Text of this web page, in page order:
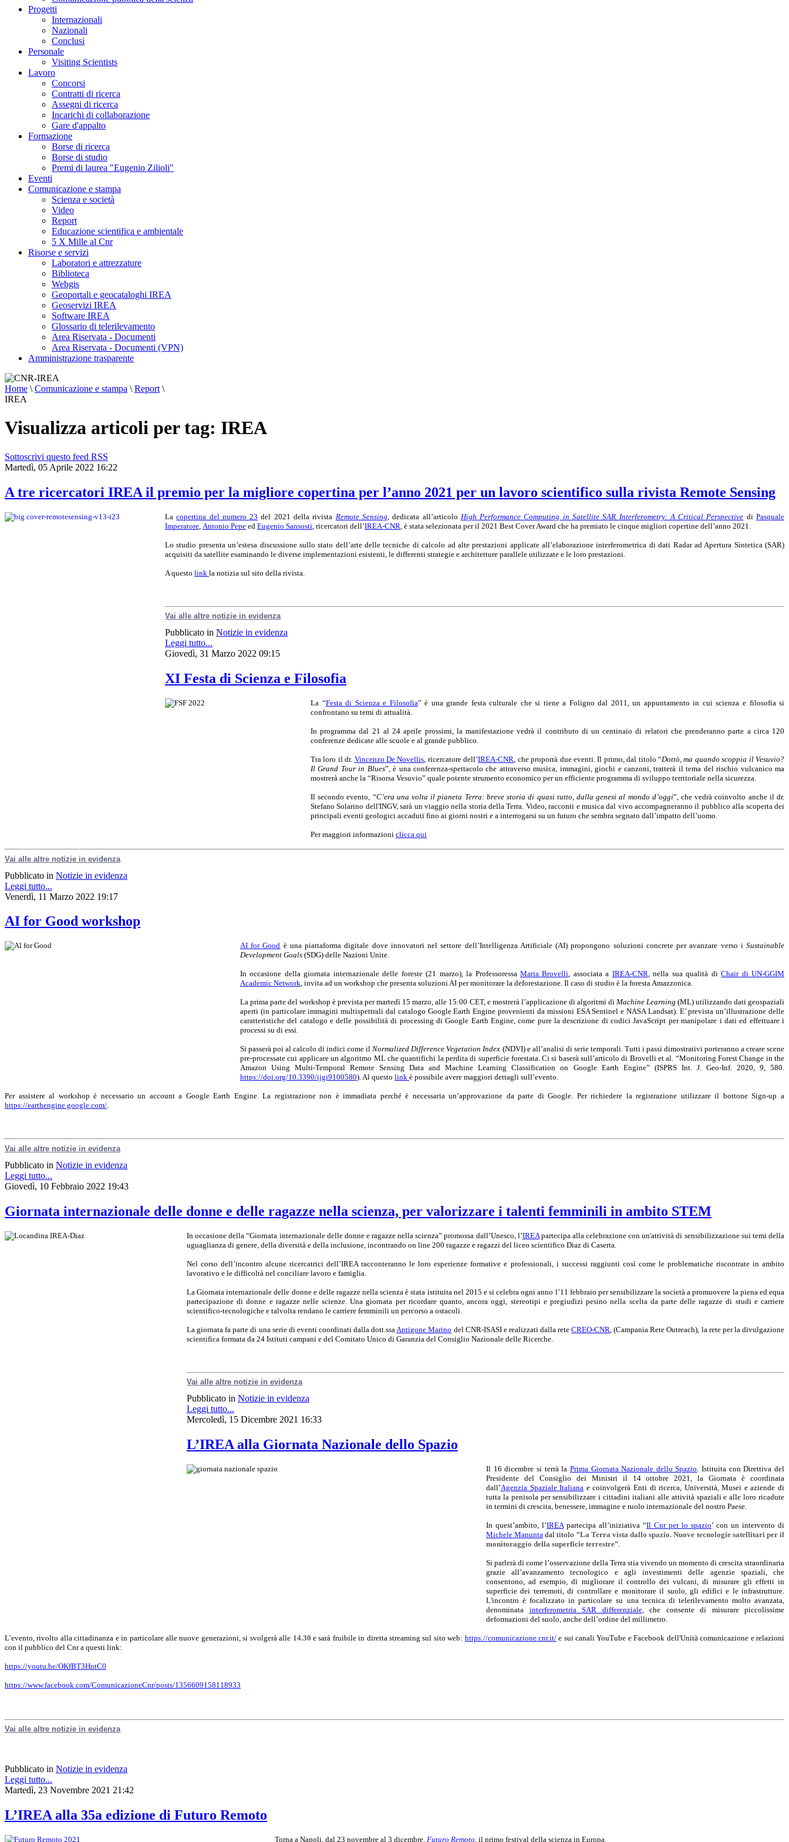
Progetti
Internazionali
Nazionali
Conclusi
Personale
Visiting Scientists
Lavoro
Concorsi
Contratti di ricerca
Assegni di ricerca
Incarichi di collaborazione
Gare d'appalto
Formazione
Borse di ricerca
Borse di studio
Premi di laurea "Eugenio Zilioli"
Eventi
Comunicazione e stampa
Scienza e società
Video
Report
Educazione scientifica e ambientale
5 X Mille al Cnr
Risorse e servizi
Laboratori e attrezzature
Biblioteca
Webgis
Geoportali e geocataloghi IREA
Geoservizi IREA
Software IREA
Glossario di telerilevamento
Area Riservata - Documenti
Area Riservata - Documenti (VPN)
Amministrazione trasparente
Home \ Comunicazione e stampa \ Report \
IREA
Visualizza articoli per tag: IREA
Sottoscrivi questo feed RSS
Martedì, 05 Aprile 2022 16:22
A tre ricercatori IREA il premio per la migliore copertina per l’anno 2021 per un lavoro scientifico sulla rivista Remote Sensing
Lacopertina del numero 23 del 2021della rivista Remote Sensing , dedicata all’articolo High Performance Computing in Satellite SAR Interferometry: A Critical Perspective diPasquale
Imperatore Antonio Pepe ed Eugenio Sansosti , ricercatori dell’IREA-CNR è stata selezionata per il 2021 Best Cover Award che ha premiato le cinque migliori copertine dell’anno 2021.
Lo studio presenta un’estesa discussione sullo stato dell’arte delle tecniche di calcolo ad alte prestazioni applicate all’elaborazione interferometrica di dati Radar ad Apertura Sintetica (SAR)
acquisiti da satellite esaminando le diverse implementazioni esistenti, le differenti strategie e architetture parallele utilizzate e le loro prestazioni.
A questo link la notizia sul sito della rivista.
Vai alle altre notizie in evidenza
Pubblicato in Notizie in evidenza
Leggi tutto...
Giovedì, 31 Marzo 2022 09:15
XI Festa di Scienza e Filosofia
La “Festa di Scienza e Filosofia” è una grande festa culturale che si tiene a Foligno dal 2011, un appuntamento in cui scienza e filosofia si
confrontano su temi di attualità.
In programma dal 21 al 24 aprile prossimi, la manifestazione vedrà il contributo di un centinaio di relatori che prenderanno parte a circa 120
conferenze dedicate alle scuole e al grande pubblico.
Tra loro il dr. Vincenzo De Novellis, ricercatore dell’IREA-CNR, che proporrà due eventi. Il primo, dal titolo “Dottò, ma quando scoppia il Vesuvio?
Il Grand Tour in Blues”, è una conferenza-spettacolo che attraverso musica, immagini, giochi e canzoni, tratterà il tema del rischio vulcanico ma
mostrerà anche la “Risorsa Vesuvio” quale potente strumento economico per un efficiente programma di sviluppo territoriale nella sicurezza.
Il secondo evento, “C’era una volta il pianeta Terra: breve storia di quasi tutto, dalla genesi al mondo d’oggi”, che vedrà coinvolto anche il dr.
Stefano Solarino dell'INGV, sarà un viaggio nella storia della Terra. Video, racconti e musica dal vivo accompagneranno il pubblico alla scoperta dei
principali eventi geologici accaduti fino ai giorni nostri e a interrogarsi su un futuro che sembra segnato dall’impatto dell’uomo.
Per maggiori informazioni clicca qui
Vai alle altre notizie in evidenza
Pubblicato in Notizie in evidenza
Leggi tutto...
Venerdì, 11 Marzo 2022 19:17
AI for Good workshop
AI for Good è una piattaforma digitale dove innovatori nel settore dell’Intelligenza Artificiale (AI) propongono soluzioni concrete per avanzare verso iSustainable
Development Goals (SDG) delle Nazioni Unite.
In occasione della giornata internazionale delle foreste (21 marzo), la Professoressa Maria Brovelli, associata a IREA-CNR, nella sua qualità diChair di UN-GGIM
Academic Network, invita ad un workshop che presenta soluzioni AI per monitorare la deforestazione. Il caso di studio è la foresta Amazzonica.
La prima parte del workshop è prevista per martedì 15 marzo, alle 15:00 CET, e mostrerà l’applicazione di algoritmi di Machine Learning (ML) utilizzando dati geospaziali
aperti (in particolare immagini multispettrali dal catalogo Google Earth Engine provenienti da missioni ESA Sentinel e NASA Landsat). E’ prevista un’illustrazione delle
caratteristiche del catalogo e delle possibilità di processing di Google Earth Engine, come pure la descrizione di codici JavaScript per manipolare i dati ed effettuare i
processi su di essi.
Si passerà poi al calcolo di indici come ilNormalized Difference Vegetation Index (NDVI) e all’analisi di serie temporali. Tutti i passi dimostrativi porteranno a creare scene
pre-processate cui applicare un algoritmo ML che quantifichi la perdita di superficie forestata. Ci si baserà sull’articolo di Brovelli et al. “Monitoring Forest Change in the
Amazon Using Multi-Temporal Remote Sensing Data and Machine Learning Classification on Google Earth Engine” (ISPRS Int. J. Geo-Inf. 2020, 9, 580.
https://doi.org/10.3390/ijgi9100580). Al questo link è possibile avere maggiori dettagli sull’evento.
Per assistere al workshop è necessario un account a Google Earth Engine. La registrazione non è immadiata perché è necessaria un’approvazione da parte di Google. Per richiedere la registrazione utilizzare il bottone Sign-up a
https://earthengine.google.com/.
Vai alle altre notizie in evidenza
Pubblicato in Notizie in evidenza
Leggi tutto...
Giovedì, 10 Febbraio 2022 19:43
Giornata internazionale delle donne e delle ragazze nella scienza, per valorizzare i talenti femminili in ambito STEM
In occasione della “Giornata internazionale delle donne e ragazze nella scienza” promossa dall’Unesco, l’IREApartecipa alla celebrazione con un'attività di sensibilizzazione sui temi della
uguaglianza di genere, della diversità e della inclusione, incontrando on line 200 ragazze e ragazzi del liceo scientifico Diaz di Caserta.
Nel corso dell’incontro alcune ricercatrici dell’IREA racconteranno le loro esperienze formative e professionali, i successi raggiunti così come le problematiche riscontrate in ambito
lavorativo e le difficoltà nel conciliare lavoro e famiglia.
La Giornata internazionale delle donne e delle ragazze nella scienza è stata istituita nel 2015 e si celebra ogni anno l’11 febbraio per sensibilizzare la società a promuovere la piena ed equa
partecipazione di donne e ragazze nelle scienze. Una giornata per ricordare quanto, ancora oggi, stereotipi e pregiudizi pesino nella scelta da parte delle ragazze di studi e carriere
scientifico-tecnologiche e talvolta rendano le carriere femminili un percorso a ostacoli.
La giornata fa parte di una serie di eventi coordinati dalla dott.ssa Antigone Marino del CNR-ISASI e realizzati dalla reteCREO-CNR , (Campania Rete Outreach), la rete per la divulgazione
scientifica formata da 24 Istituti campani e del Comitato Unico di Garanzia del Consiglio Nazionale delle Ricerche.
Vai alle altre notizie in evidenza
Pubblicato in Notizie in evidenza
Leggi tutto...
Mercoledì, 15 Dicembre 2021 16:33
L’IREA alla Giornata Nazionale dello Spazio
Il 16 dicembre si terrà la Prima Giornata Nazionale dello Spazio . Istituita con Direttiva del
Presidente del Consiglio dei Ministri il 14 ottobre 2021, la Giornata è coordinata
dall’Agenzia Spaziale Italiana e coinvolgerà Enti di ricerca, Università, Musei e aziende di
tutta la penisola per sensibilizzare i cittadini italiani alle attività spaziali e alle loro ricadute
in termini di crescita, benessere, immagine e ruolo internazionale del nostro Paese.
In quest’ambito, l’IREA partecipa all’iniziativa “Il Cnr per lo spazio’ con un intervento di
Michele Manunta dal titolo “La Terra vista dallo spazio. Nuove tecnologie satellitari per il
monitoraggio della superficie terrestre“.
Si parlerà di come l’osservazione della Terra stia vivendo un momento di crescita straordinaria
grazie all’avanzamento tecnologico e agli investimenti delle agenzie spaziali, che
consentono, ad esempio, di migliorare il controllo dei vulcani, di misurare gli effetti in
superficie dei terremoti, di controllare e monitorare il suolo, gli edifici e le infrastrutture.
L'incontro è focalizzato in particolare su una tecnica di telerilevamento molto avanzata,
denominata interferometria SAR differenziale, che consente di misurare piccolissime
deformazioni del suolo, anche dell’ordine del millimetro.
L’evento, rivolto alla cittadinanza e in particolare alle nuove generazioni, si svolgerà alle 14.30 e sarà fruibile in diretta streaming sul sito web: https://comunicazione.cnr.it/e sui canali YouTube e Facebook dell'Unità comunicazione e relazioni
con il pubblico del Cnr a questi link:
https://youtu.be/OKfBT3HntC0
https://www.facebook.com/ComunicazioneCnr/posts/1356609158118933
Vai alle altre notizie in evidenza
Pubblicato in Notizie in evidenza
Leggi tutto...
Martedì, 23 Novembre 2021 21:42
L’IREA alla 35a edizione di Futuro Remoto
Torna a Napoli, dal 23 novembre al 3 dicembre, Futuro Remoto, il primo festival della scienza in Europa.